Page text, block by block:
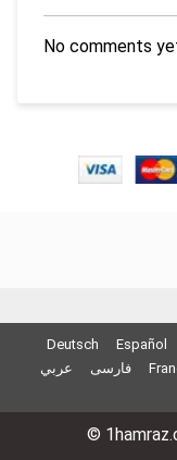
No comments
Deutsch Español
عربي
فارسی
©